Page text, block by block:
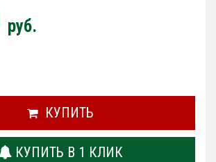
руб.
КУПИТЬ
КУПИТЬ В 1 КЛИК